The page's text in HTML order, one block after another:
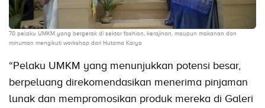
70 pelaku UMKM yang bergerak di sektor fashion, kerajinan, maupun makanan dan
minuman mengikuti workshop dari Hutama Karya
“Pelaku UMKM yang menunjukkan potensi besar,
berpeluang direkomendasikan menerima pinjaman
lunak dan mempromosikan produk mereka di Galeri